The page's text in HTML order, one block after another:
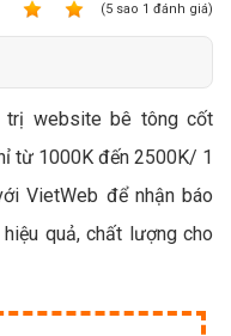
(5 sao 1 đánh giá)
trị website bê tông cốt
từ 1000K đến 2500K/ 1
VietWeb để nhận báo
quả, chất lượng cho